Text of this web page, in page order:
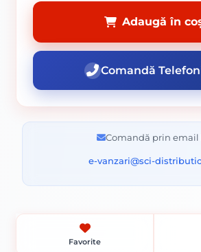
Adaugă în
Comandă
Comandă prin email
e-vanzari@sci-
Favorite